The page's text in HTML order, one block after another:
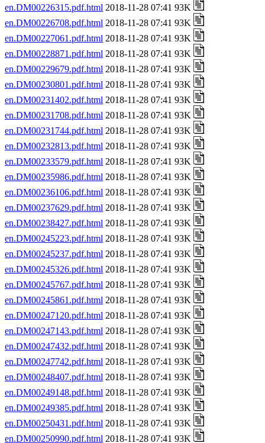
en.DM00226315.pdf.html 2018-11-28 07:41 93K
en.DM00226708.pdf.html 2018-11-28 07:41 93K
en.DM00227061.pdf.html 2018-11-28 07:41 93K
en.DM00228871.pdf.html 2018-11-28 07:41 93K
en.DM00229679.pdf.html 2018-11-28 07:41 93K
en.DM00230801.pdf.html 2018-11-28 07:41 93K
en.DM00231402.pdf.html 2018-11-28 07:41 93K
en.DM00231708.pdf.html 2018-11-28 07:41 93K
en.DM00231744.pdf.html 2018-11-28 07:41 93K
en.DM00232813.pdf.html 2018-11-28 07:41 93K
en.DM00233579.pdf.html 2018-11-28 07:41 93K
en.DM00235986.pdf.html 2018-11-28 07:41 93K
en.DM00236106.pdf.html 2018-11-28 07:41 93K
en.DM00237629.pdf.html 2018-11-28 07:41 93K
en.DM00238427.pdf.html 2018-11-28 07:41 93K
en.DM00245223.pdf.html 2018-11-28 07:41 93K
en.DM00245237.pdf.html 2018-11-28 07:41 93K
en.DM00245326.pdf.html 2018-11-28 07:41 93K
en.DM00245767.pdf.html 2018-11-28 07:41 93K
en.DM00245861.pdf.html 2018-11-28 07:41 93K
en.DM00247120.pdf.html 2018-11-28 07:41 93K
en.DM00247143.pdf.html 2018-11-28 07:41 93K
en.DM00247432.pdf.html 2018-11-28 07:41 93K
en.DM00247742.pdf.html 2018-11-28 07:41 93K
en.DM00248407.pdf.html 2018-11-28 07:41 93K
en.DM00249148.pdf.html 2018-11-28 07:41 93K
en.DM00249385.pdf.html 2018-11-28 07:41 93K
en.DM00250431.pdf.html 2018-11-28 07:41 93K
en.DM00250990.pdf.html 2018-11-28 07:41 93K